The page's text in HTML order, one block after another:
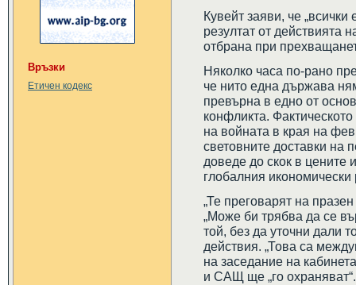
Връзки
Етичен кодекс
Кувейт заяви, че „всички
резултат от действията
отбрана при
Няколко часа по-рано
че нито една държава
превърна в едно от
конфликта.
на войната в края на
световните доставки на
доведе до скок в
глобалния икономически
„Те преговарят на
„Може би трябва да се
той, без да уточни дали
действия. „Това са
на заседание на
и САЩ ще „го охраняват“.